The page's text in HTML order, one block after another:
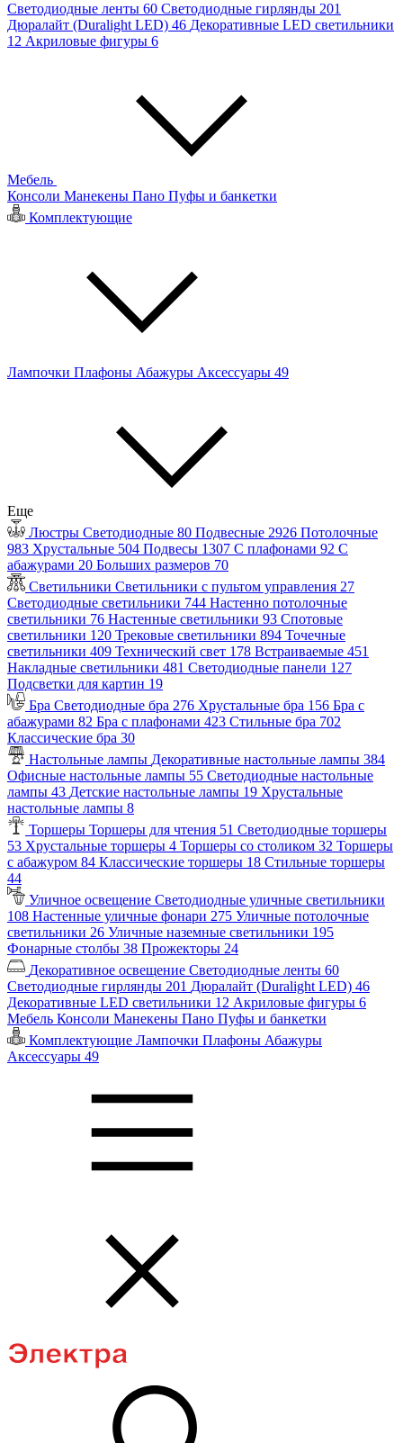
Светодиодные ленты 60 Светодиодные гирлянды 201
Дюралайт (Duralight LED) 46 Декоративные LED светильники
12 Акриловые фигуры 6
Мебель
Консоли Манекены Пано Пуфы и банкетки
Комплектующие
Лампочки Плафоны Абажуры Аксессуары 49
Еще
Люстры Светодиодные 80 Подвесные 2926 Потолочные
983 Хрустальные 504 Подвесы 1307 С плафонами 92 С
абажурами 20 Больших размеров 70
Светильники Светильники с пультом управления 27
Светодиодные светильники 744 Настенно потолочные
светильники 76 Настенные светильники 93 Спотовые
светильники 120 Трековые светильники 894 Точечные
светильники 409 Технический свет 178 Встраиваемые 451
Накладные светильники 481 Светодиодные панели 127
Подсветки для картин 19
Бра Светодиодные бра 276 Хрустальные бра 156 Бра с
абажурами 82 Бра с плафонами 423 Стильные бра 702
Классические бра 30
Настольные лампы Декоративные настольные лампы 384
Офисные настольные лампы 55 Светодиодные настольные
лампы 43 Детские настольные лампы 19 Хрустальные
настольные лампы 8
Торшеры Торшеры для чтения 51 Светодиодные торшеры
53 Хрустальные торшеры 4 Торшеры со столиком 32 Торшеры
с абажуром 84 Классические торшеры 18 Стильные торшеры
44
Уличное освещение Светодиодные уличные светильники
108 Настенные уличные фонари 275 Уличные потолочные
светильники 26 Уличные наземные светильники 195
Фонарные столбы 38 Прожекторы 24
Декоративное освещение Светодиодные ленты 60
Светодиодные гирлянды 201 Дюралайт (Duralight LED) 46
Декоративные LED светильники 12 Акриловые фигуры 6
Мебель Консоли Манекены Пано Пуфы и банкетки
Комплектующие Лампочки Плафоны Абажуры
Аксессуары 49